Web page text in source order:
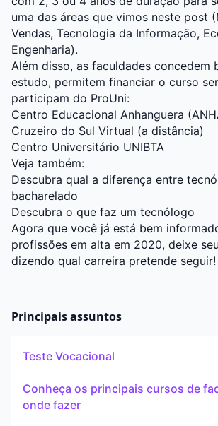
uma das áreas que vimos neste post
Vendas, Tecnologia da Informação,
Engenharia).
Além disso, as faculdades concedem
estudo, permitem financiar o curso
participam do ProUni:
Centro Educacional Anhanguera
Cruzeiro do Sul Virtual (a distância)
Centro Universitário UNIBTA
Veja também:
Descubra qual a diferença entre
bacharelado
Descubra o que faz um tecnólogo
Agora que você já está bem
profissões em alta em 2020, deixe
dizendo qual carreira pretende seguir!
Principais assuntos
Teste Vocacional
Conheça os principais cursos de
onde fazer